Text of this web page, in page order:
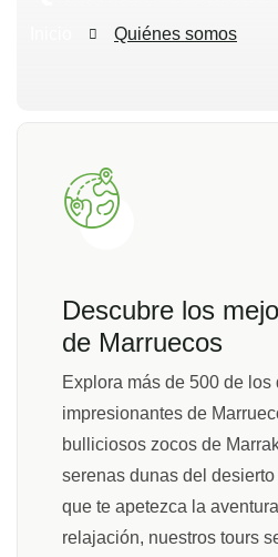
Quiénes somos
Descubre los
de Marruecos
Explora más de 500 de los
impresionantes de
bulliciosos zocos de
serenas dunas del
que te apetezca la
relajación, nuestros tours